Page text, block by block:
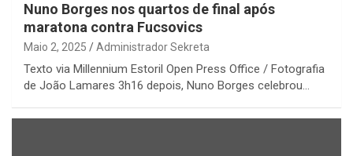
Nuno Borges nos quartos de final após
maratona contra Fucsovics
Maio 2, 2025 Administrador Sekreta
Texto via Millennium Estoril Open Press Office / Fotografia
de João Lamares 3h16 depois, Nuno Borges celebrou…